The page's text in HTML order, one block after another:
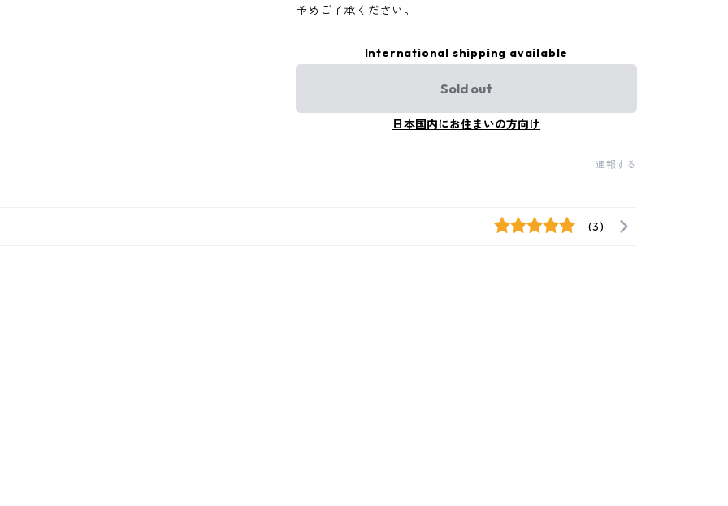
予めご了承ください。
International shipping available
Sold out
日本国内にお住まいの方向け
通報する
(3)